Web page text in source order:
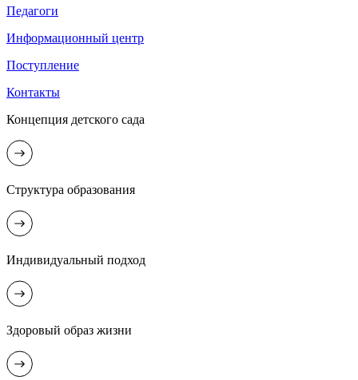
Педагоги
Информационный центр
Поступление
Контакты
Концепция детского сада
Структура образования
Индивидуальный подход
Здоровый образ жизни